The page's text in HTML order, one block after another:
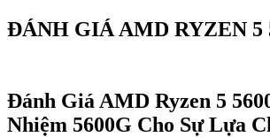
ĐÁNH GIÁ AMD RYZEN 5
Đánh Giá AMD Ryzen 5
Nhiệm 5600G Cho Sự Lựa